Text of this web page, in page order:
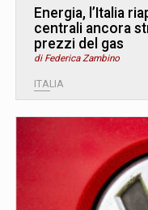
Energia, l’Italia
centrali ancora
prezzi del gas
di Federica Zambino
ITALIA